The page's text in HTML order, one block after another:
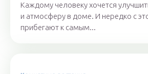
Каждому человеку хочется
и атмосферу в доме. И нередко с
прибегают к самым...